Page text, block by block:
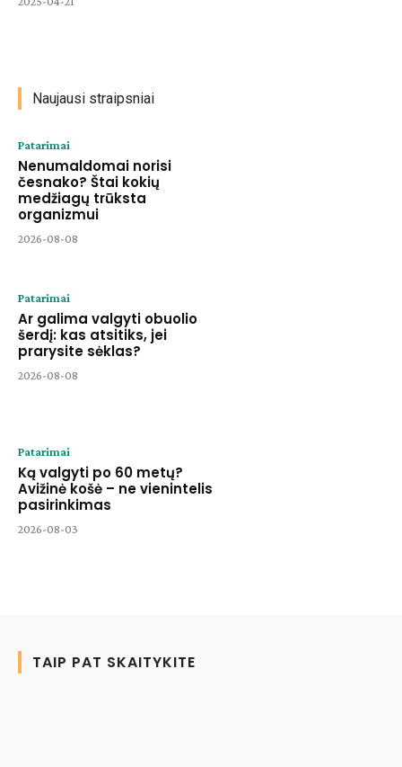
Naujausi straipsniai
Patarimai
Nenumaldomai norisi
česnako? Štai kokių
medžiagų trūksta
organizmui
2026-08-08
Patarimai
Ar galima valgyti obuolio
šerdį: kas atsitiks, jei
prarysite sėklas?
2026-08-08
Patarimai
Ką valgyti po 60 metų?
Avižinė košė – ne vienintelis
pasirinkimas
2026-08-03
TAIP PAT SKAITYKITE